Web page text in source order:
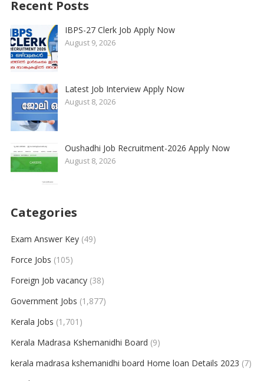
Recent Posts
IBPS-27 Clerk Job Apply Now
August 9, 2026
Latest Job Interview Apply Now
August 8, 2026
Oushadhi Job Recruitment-2026 Apply Now
August 8, 2026
Categories
Exam Answer Key(49)
Force Jobs (105)
Foreign Job vacancy(38)
Government Jobs (1,877)
Kerala Jobs (1,701)
Kerala Madrasa Kshemanidhi Board (9)
kerala madrasa kshemanidhi board Home loan Details 2023 (7)